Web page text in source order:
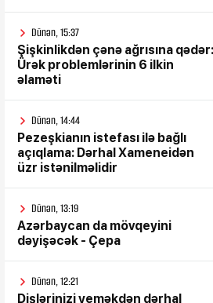
Dünən, 15:37
Şişkinlikdən çənə ağrısına qədər:
Ürək problemlərinin 6 ilkin
əlaməti
Dünən, 14:44
Pezeşkianın istefası ilə bağlı
açıqlama: Dərhal Xameneidən
üzr istənilməlidir
Dünən, 13:19
Azərbaycan da mövqeyini
dəyişəcək - Çepa
Dünən, 12:21
Dişlərinizi yeməkdən dərhal